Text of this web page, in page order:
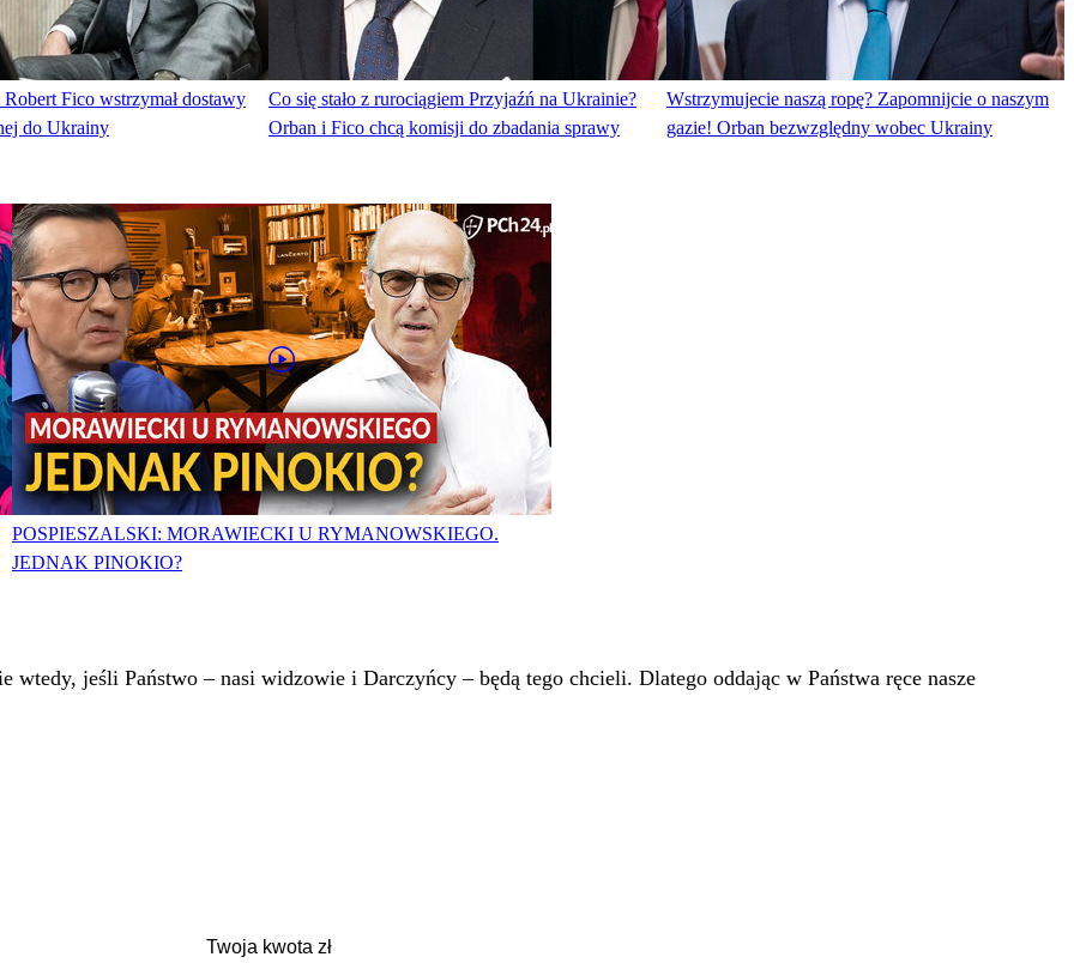
Robert Fico wstrzymał dostawy
do Ukrainy
Co się stało z rurociągiem Przyjaźń na Ukrainie?
Orban i Fico chcą komisji do zbadania sprawy
Wstrzymujecie naszą ropę? Zapomnijcie o naszym
gazie! Orban bezwzględny wobec Ukrainy
POSPIESZALSKI: MORAWIECKI U RYMANOWSKIEGO.
JEDNAK PINOKIO?
wtedy, jeśli Państwo – nasi widzowie i Darczyńcy – będą tego chcieli. Dlatego oddając w Państwa ręce nasze